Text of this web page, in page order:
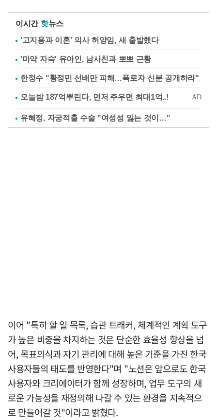
이시간 핫뉴스
'고지용과 이혼' 의사 허양임, 새 출발했다
'마약 자숙' 유아인, 남사친과 뽀뽀 근황
한정수 "황정민 선배만 피해…폭로자 신분 공개하라"
유혜정, 자궁적출 수술 "여성성 잃는 것이…"
이어 "특히 할 일 목록, 습관 트래커, 체계적인 계획 도구
가 높은 비중을 차지하는 것은 단순한 효율성 향상을 넘
어, 목표의식과 자기 관리에 대해 높은 기준을 가진 한국
사용자들의 태도를 반영한다"며 "노션은 앞으로도 한국
사용자와 크리에이터가 함께 성장하며, 업무 도구의 새
로운 가능성을 재정의해 나갈 수 있는 환경을 지속적으
로 만들어갈 것"이라고 밝혔다.